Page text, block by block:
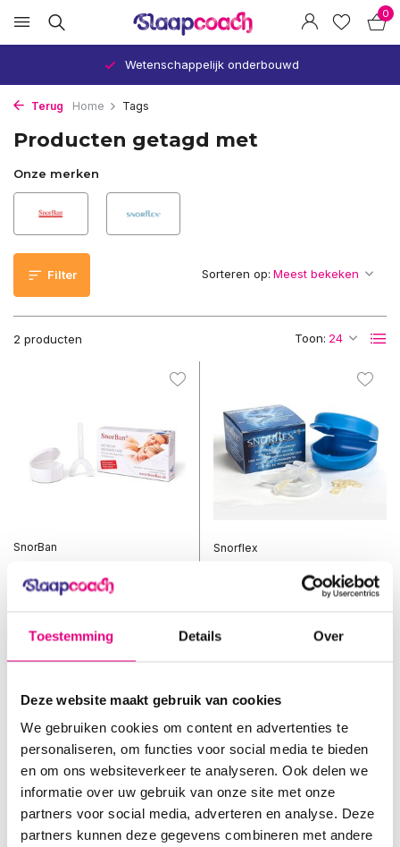
Toestemming Details Over
Deze website maakt gebruik van cookies
We gebruiken cookies om content en advertenties te
personaliseren, om functies voor social media te bieden
en om ons websiteverkeer te analyseren. Ook delen we
informatie over uw gebruik van onze site met onze
partners voor social media, adverteren en analyse. Deze
partners kunnen deze gegevens combineren met andere
0
Wetenschappelijk onderbouwd
Terug Home Tags
Producten getagd met
Onze merken
Filter
2 producten Toon:
Sorteren op:
SnorBan
Effectieve boil & bite ...
Voor 15:00 uur besteld, zelfde
€54,95
Incl. btw
Snorflex
Voor 15:00 uur besteld, zelfde
€79,95
Incl. btw